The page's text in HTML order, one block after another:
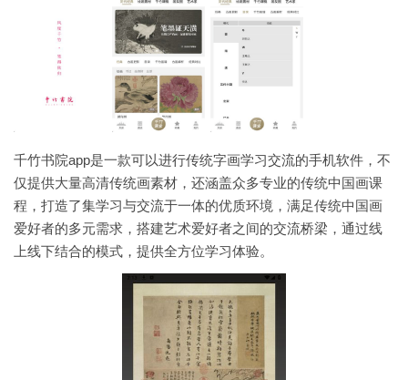
千竹书院app是一款可以进行传统字画学习交流的手机软件，不
仅提供大量高清传统画素材，还涵盖众多专业的传统中国画课
程，打造了集学习与交流于一体的优质环境，满足传统中国画
爱好者的多元需求，搭建艺术爱好者之间的交流桥梁，通过线
上线下结合的模式，提供全方位学习体验。